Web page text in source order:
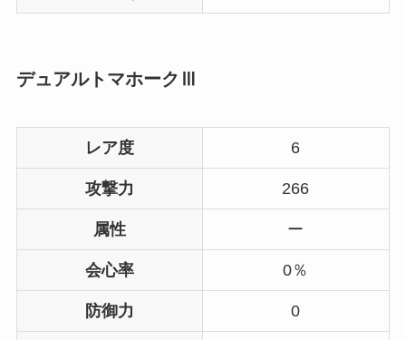
デュアルトマホークⅢ
レア度 6
攻撃力 266
属性 ー
会心率 0％
防御力 0